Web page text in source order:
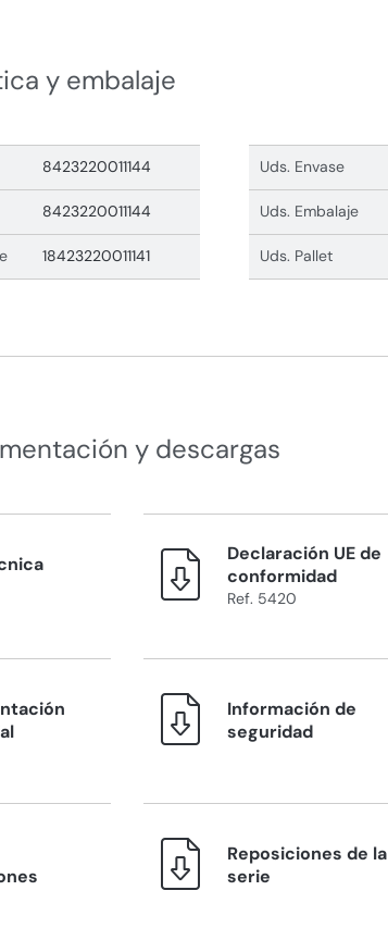
y embalaje
8423220011144
8423220011144
18423220011141
Uds. Envase
Uds. Embalaje
Uds. Pallet
y descargas
Declaración UE de
conformidad
Ref. 5420
Información de
seguridad
Reposiciones de la
serie